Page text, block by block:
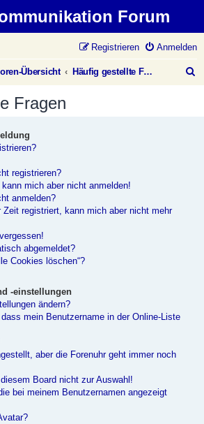
Forum
Anmelden
Registrieren
Übersicht Häufig gestellte Fragen
Fragen
registrieren?
mich aber nicht anmelden!
anmelden?
Zeit registriert, kann mich aber nicht mehr
abgemeldet?
Cookies löschen“?
-einstellungen
ändern?
mein Benutzername in der Online-Liste
aber die Forenuhr geht immer noch
Board nicht zur Auswahl!
bei meinem Benutzernamen angezeigt